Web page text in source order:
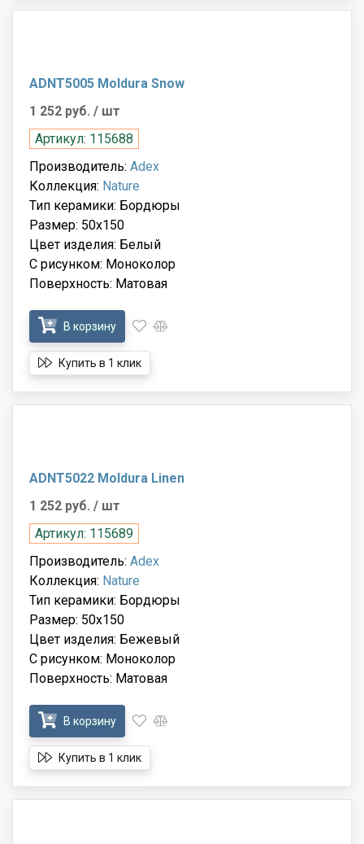
ADNT5005 Moldura Snow
1 252 руб. / шт
Артикул: 115688
Производитель: Adex
Коллекция: Nature
Тип керамики: Бордюры
Размер: 50x150
Цвет изделия: Белый
С рисунком: Моноколор
Поверхность: Матовая
В корзину
Купить в 1 клик
ADNT5022 Moldura Linen
1 252 руб. / шт
Артикул: 115689
Производитель: Adex
Коллекция: Nature
Тип керамики: Бордюры
Размер: 50x150
Цвет изделия: Бежевый
С рисунком: Моноколор
Поверхность: Матовая
В корзину
Купить в 1 клик